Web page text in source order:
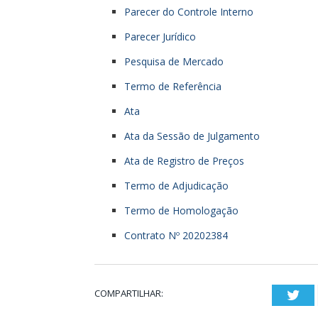
Parecer do Controle Interno
Parecer Jurídico
Pesquisa de Mercado
Termo de Referência
Ata
Ata da Sessão de Julgamento
Ata de Registro de Preços
Termo de Adjudicação
Termo de Homologação
Contrato Nº 20202384
COMPARTILHAR: